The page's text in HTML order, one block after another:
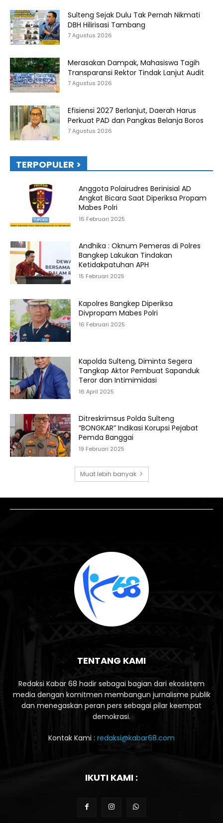
Sulteng Sejak Dulu Tak Pernah Nikmati
DBH Hilirisasi Tambang
7 Agustus 2026
Merasakan Dampak, Mahasiswa Tagih
Transparansi Rektor Tindak Lanjut Audit
7 Agustus 2026
Efisiensi 2027 Berlanjut, Daerah Harus
Perkuat PAD dan Pangkas Belanja Boros
7 Agustus 2026
TERPOPULER >
Anggota Polairudres Berinisial AD
Angkat Bicara Saat Diperiksa Propam
Mabes Polri
16 Februari 2025
Andhika : Oknum Pemeras di Polres
Bangkep Lakukan Tindakan
Ketidakpatuhan APH
15 Februari 2025
Kapolres Bangkep Diperiksa
Divpropam Mabes Polri
16 Februari 2025
Kapolda Sulteng, Diminta Segera
Tangkap Aktor Pembuat Sapanduk
Teror dan Intimimidasi
16 April 2025
Ditreskrimsus Polda Sulteng
“BONGKAR” Indikasi Korupsi Pejabat
Pemda Banggai
19 Februari 2025
Muat lebih banyak
TENTANG KAMI
Redaksi Kabar 68 hadir sebagai bagian dari ekosistem
media dengan komitmen membangun jurnalisme publik
dan menegaskan peran pers sebagai pilar keempat
demokrasi.
Kontak Kami : redaksi@kabar68.com
IKUTI KAMI :